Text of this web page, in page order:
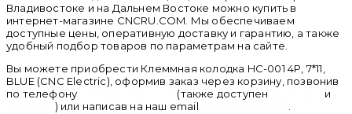
Владивостоке и на Дальнем Востоке можно купить в
интернет-магазине CNCRU.COM. Мы обеспечиваем
доступные цены, оперативную доставку и гарантию, а также
удобный подбор товаров по параметрам на сайте.
Вы можете приобрести Клеммная колодка HC-001 4P, 7*11,
BLUE (CNC Electric), оформив заказ через корзину, позвонив
по телефону
(также доступен
и
) или написав на наш email